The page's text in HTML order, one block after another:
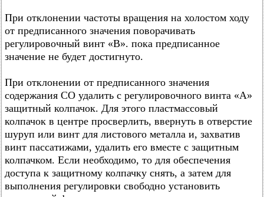
При отклонении частоты вращения на холостом ходу
от предписанного значения поворачивать
регулировочный винт «В». пока предписанное
значение не будет достигнуто.
При отклонении от предписанного значения
содержания CO удалить с регулировочного винта «А»
защитный колпачок. Для этого пластмассовый
колпачок в центре просверлить, ввернуть в отверстие
шуруп или винт для листового металла и, захватив
винт пассатижами, удалить его вместе с защитным
колпачком. Если необходимо, то для обеспечения
доступа к защитному колпачку снять, а затем для
выполнения регулировки свободно установить